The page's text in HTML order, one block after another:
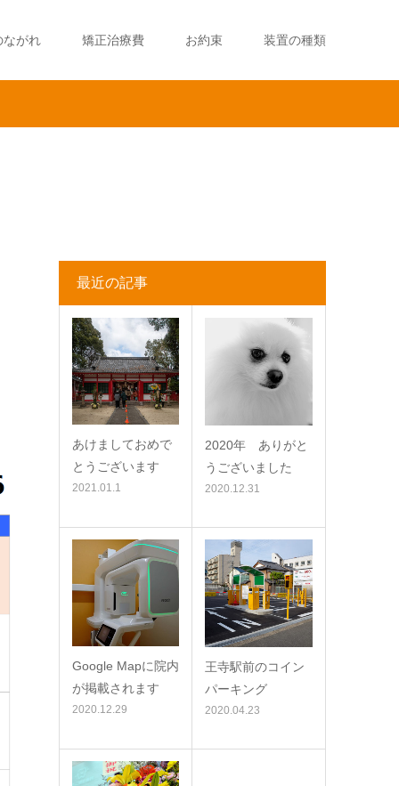
ながれ 矯正治療費 お約束 装置の種類
最近の記事
あけましておめで
とうございます
2021.01.1
2020年 ありがと
うございました
2020.12.31
Google Mapに院内
が掲載されます
2020.12.29
王寺駅前のコイン
パーキング
2020.04.23